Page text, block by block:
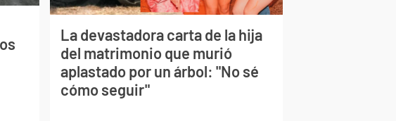
La devastadora carta de la hija
del matrimonio que murió
aplastado por un árbol: "No sé
cómo seguir"